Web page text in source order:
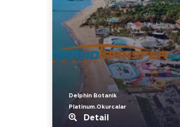
Delphin Botanik
Platinum.Okurcalar
Detail